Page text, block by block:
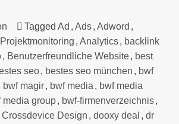
Tagged Ad , Ads, Adword ,
, Analytics, backlink
, Benutzerfreundliche Website, best
seo, bestes seo münchen , bwf
bwf magir, bwf media , bwf media
media group, bwf-firmenverzeichnis,
Crossdevice Design , dooxy deal , dr